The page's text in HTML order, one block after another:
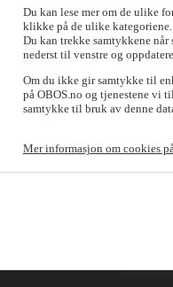
Du kan lese mer om de ulike
klikke på de ulike kategoriene.
Du kan trekke samtykkene
nederst til venstre og
Om du ikke gir samtykke til
på OBOS.no og tjenestene vi
samtykke til bruk av denne
Mer informasjon om cookies